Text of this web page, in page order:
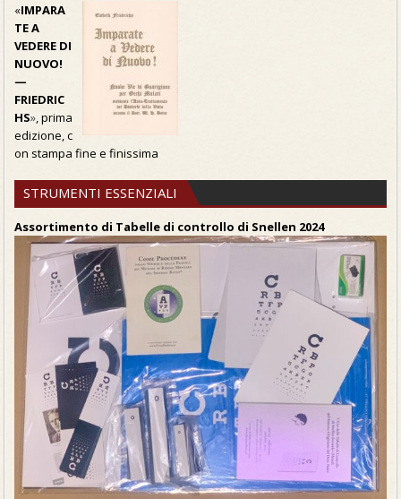
«IMPARA
TE A
VEDERE DI
NUOVO!
—
FRIEDRIC
HS», prima
edizione, c
on stampa fine e finissima
STRUMENTI ESSENZIALI
Assortimento di Tabelle di controllo di Snellen 2024